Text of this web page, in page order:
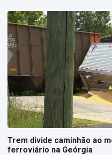
Trem divide caminhão ao
ferroviário na Geórgia